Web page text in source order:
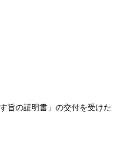
旨の証明書」の交付を受けた